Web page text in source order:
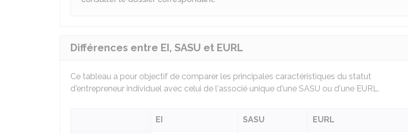
Différences entre EI, SASU et EURL
Ce tableau a pour objectif de comparer les principales caractéristiques du statut
d'entrepreneur individuel avec celui de l'associé unique d'une SASU ou d'une EURL.
EI SASU EURL